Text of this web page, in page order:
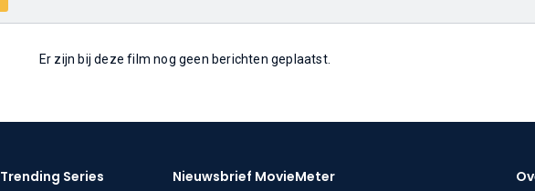
Er zijn bij deze film nog geen berichten geplaatst.
Trending Series Nieuwsbrief MovieMeter